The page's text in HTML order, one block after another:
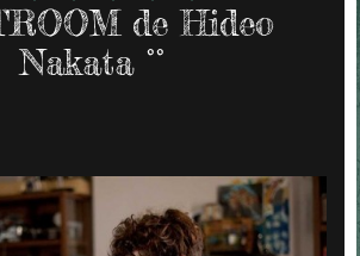
de Hideo
Nakata °°